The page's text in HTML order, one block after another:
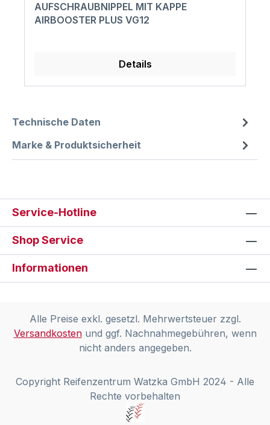
AUFSCHRAUBNIPPEL MIT KAPPE
AIRBOOSTER PLUS VG12
Details
Technische Daten
Marke & Produktsicherheit
Service-Hotline
Shop Service
Informationen
Alle Preise exkl. gesetzl. Mehrwertsteuer zzgl.
Versandkostenund ggf. Nachnahmegebühren, wenn
nicht anders angegeben.
Copyright Reifenzentrum Watzka GmbH 2024 - Alle
Rechte vorbehalten